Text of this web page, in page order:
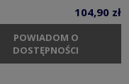
104,90 zł
POWIADOM O
DOSTĘPNOŚCI